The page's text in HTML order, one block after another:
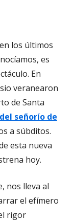
los últimos
es
En
veranearon
de Santa
señorío de
a súbditos.
esta nueva
hoy.
nos lleva al
el efímero
rigor